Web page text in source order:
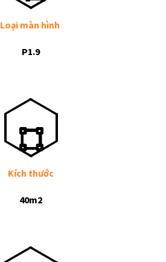
Loại màn hình
P1.9
Kích thước
40m2